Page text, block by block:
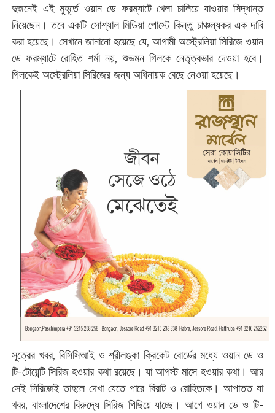
দুজনেই এই মুহূর্তে ওয়ান ডে ফরম্যাটে খেলা চালিয়ে যাওয়ার সিদ্ধান্ত
নিয়েছেন। তবে একটি সোশ্যাল মিডিয়া পোস্টে কিন্তু চাঞ্চল্যকর এক দাবি
করা হয়েছে। সেখানে জানানো হয়েছে যে, আগামী অস্ট্রেলিয়া সিরিজে ওয়ান
ডে ফরম্যাটে রোহিত শর্মা নয়, শুভমন গিলকে নেতৃত্বভার দেওয়া হবে।
গিলকেই অস্ট্রেলিয়া সিরিজের জন্য অধিনায়ক বেছে নেওয়া হয়েছে।
সূত্রের খবর, বিসিসিআই ও শ্রীলঙ্কা ক্রিকেট বোর্ডের মধ্যে ওয়ান ডে ও
টি-টোয়েন্টি সিরিজ হওয়ার কথা রয়েছে। যা আগস্ট মাসে হওয়ার কথা। আর
সেই সিরিজেই তাহলে দেখা যেতে পারে বিরাট ও রোহিতকে। আপাতত যা
খবর, বাংলাদেশের বিরুদ্ধে সিরিজ পিছিয়ে যাচ্ছে। আগে ওয়ান ডে ও টি-